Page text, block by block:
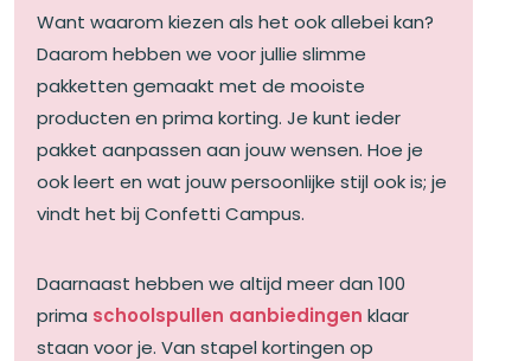
Want waarom kiezen als het ook allebei kan?
Daarom hebben we voor jullie slimme
pakketten gemaakt met de mooiste
producten en prima korting. Je kunt ieder
pakket aanpassen aan jouw wensen. Hoe je
ook leert en wat jouw persoonlijke stijl ook is; je
vindt het bij Confetti Campus.
Daarnaast hebben we altijd meer dan 100
prima schoolspullen aanbiedingen klaar
staan voor je. Van stapel kortingen op